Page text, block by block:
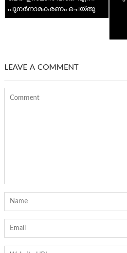
പുനർനാമകരണം ചെയ്തു
LEAVE A COMMENT